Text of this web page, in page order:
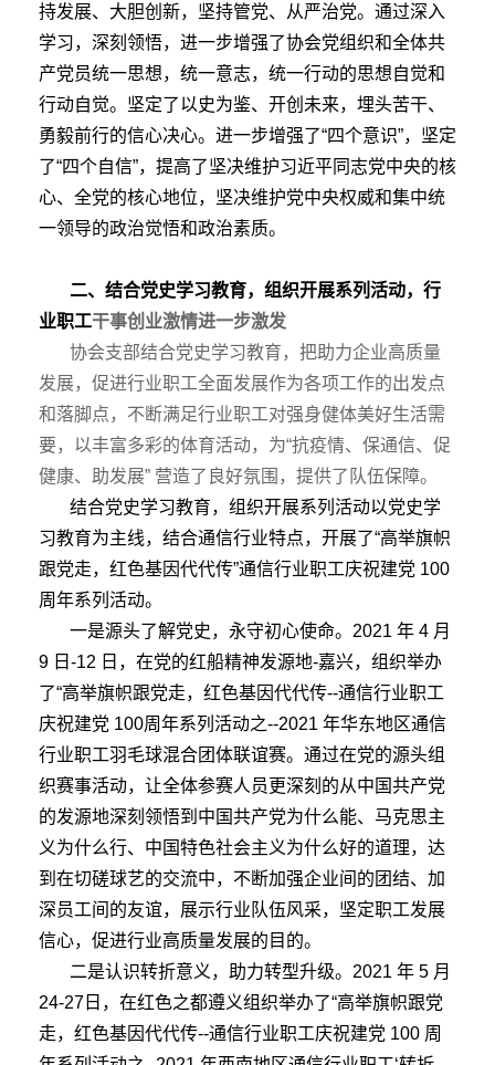
持发展、大胆创新，坚持管党、从严治党。通过深入
学习，深刻领悟，进一步增强了协会党组织和全体共
产党员统一思想，统一意志，统一行动的思想自觉和
行动自觉。坚定了以史为鉴、开创未来，埋头苦干、
勇毅前行的信心决心。进一步增强了“四个意识”，坚定
了“四个自信”，提高了坚决维护习近平同志党中央的核
心、全党的核心地位，坚决维护党中央权威和集中统
一领导的政治觉悟和政治素质。
二、结合党史学习教育，组织开展系列活动，行
业职工干事创业激情进一步激发
协会支部结合党史学习教育，把助力企业高质量
发展，促进行业职工全面发展作为各项工作的出发点
和落脚点，不断满足行业职工对强身健体美好生活需
要，以丰富多彩的体育活动，为“抗疫情、保通信、促
健康、助发展” 营造了良好氛围，提供了队伍保障。
结合党史学习教育，组织开展系列活动以党史学
习教育为主线，结合通信行业特点，开展了“高举旗帜
跟党走，红色基因代代传”通信行业职工庆祝建党 100
周年系列活动。
一是源头了解党史，永守初心使命。2021 年 4 月
9 日-12 日，在党的红船精神发源地-嘉兴，组织举办
了“高举旗帜跟党走，红色基因代代传--通信行业职工
庆祝建党 100周年系列活动之--2021 年华东地区通信
行业职工羽毛球混合团体联谊赛。通过在党的源头组
织赛事活动，让全体参赛人员更深刻的从中国共产党
的发源地深刻领悟到中国共产党为什么能、马克思主
义为什么行、中国特色社会主义为什么好的道理，达
到在切磋球艺的交流中，不断加强企业间的团结、加
深员工间的友谊，展示行业队伍风采，坚定职工发展
信心，促进行业高质量发展的目的。
二是认识转折意义，助力转型升级。2021 年 5 月
24-27日，在红色之都遵义组织举办了“高举旗帜跟党
走，红色基因代代传--通信行业职工庆祝建党 100 周